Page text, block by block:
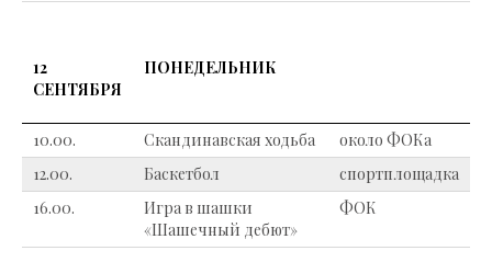
12
СЕНТЯБРЯ
ПОНЕДЕЛЬНИК
10.00. Скандинавская ходьба
около ФОКа
12.00.
Баскетбол
спортплощадка
16.00.
Игра в шашки
«Шашечный дебют»
ФОК